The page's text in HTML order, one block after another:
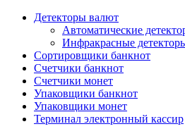
Детекторы валют
Автоматические
Инфракрасные
Сортировщики банкнот
Счетчики банкнот
Счетчики монет
Упаковщики банкнот
Упаковщики монет
Терминал электронный кассир